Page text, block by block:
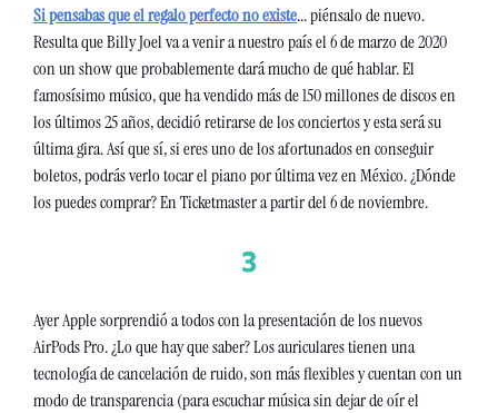
Si pensabas que el regalo perfecto no existe... piénsalo de nuevo.
Resulta que Billy Joel va a venir a nuestro país el 6 de marzo de 2020
con un show que probablemente dará mucho de qué hablar. El
famosísimo músico, que ha vendido más de 150 millones de discos en
los últimos 25 años, decidió retirarse de los conciertos y esta será su
última gira. Así que sí, si eres uno de los afortunados en conseguir
boletos, podrás verlo tocar el piano por última vez en México. ¿Dónde
los puedes comprar? En Ticketmaster a partir del 6 de noviembre.
Ayer Apple sorprendió a todos con la presentación de los nuevos
AirPods Pro. ¿Lo que hay que saber? Los auriculares tienen una
tecnología de cancelación de ruido, son más flexibles y cuentan con un
modo de transparencia (para escuchar música sin dejar de oír el